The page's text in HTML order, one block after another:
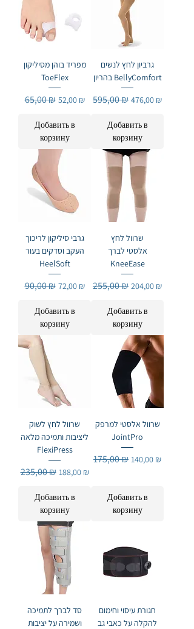
מפריד בוהן מסיליקון
ToeFlex
Обычная цена
65,00 ₪ Цена со скидкой
52,00 ₪
Добавить в
корзину
גרביון לחץ לנשים
בהריון BellyComfort
Обычная цена
595,00 ₪ Цена со скидкой
476,00 ₪
Добавить в
корзину
גרבי סיליקון לריכוך
העקב וסדקים בעור
HeelSoft
Обычная цена
90,00 ₪ Цена со скидкой
72,00 ₪
Добавить в
корзину
שרוול לחץ
אלסטי לברך
KneeEase
Обычная цена
255,00 ₪ Цена со скидкой
204,00 ₪
Добавить в
корзину
שרוול לחץ לשוק
ליציבות ותמיכה מלאה
FlexiPress
Обычная цена
235,00 ₪ Цена со скидкой
188,00 ₪
Добавить в
корзину
שרוול אלסטי למרפק
JointPro
Обычная цена
175,00 ₪ Цена со скидкой
140,00 ₪
Добавить в
корзину
סד לברך לתמיכה
ושמירה על יציבות
חגורת עיסוי וחימום
להקלה על כאבי גב